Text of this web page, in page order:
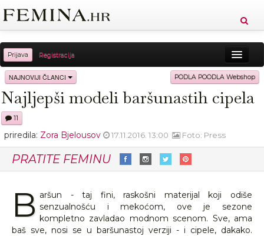
Prijava Registracija
Sreća Zdravlje Vitkost
Moda Ljubav Relax Putovanja Recepti
NAJNOVIJI ČLANCI PODLA POODLA Webshop
Najljepši modeli baršunastih cipela
11
priredila: Zora Bjelousov 17.11.2016. 13:00 Foto: Press
PRATITE FEMINU
B aršun - taj fini, raskošni materijal koji odiše
senzualnošću i mekoćom, ove je sezone
kompletno zavladao modnom scenom. Sve, ama
baš sve, nosi se u baršunastoj verziji - i cipele, dakako.